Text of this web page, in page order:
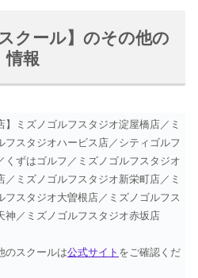
クール】のその他の
情報
】ミズノゴルフスタジオ淀屋橋店／ミ
フスタジオハービス店／シティゴルフ
くずはゴルフ／ミズノゴルフスタジオ
／ミズノゴルフスタジオ新栄町店／ミ
フスタジオ大曽根店／ミズノゴルフス
神／ミズノゴルフスタジオ赤坂店
のスクールは公式サイト をご確認くだ